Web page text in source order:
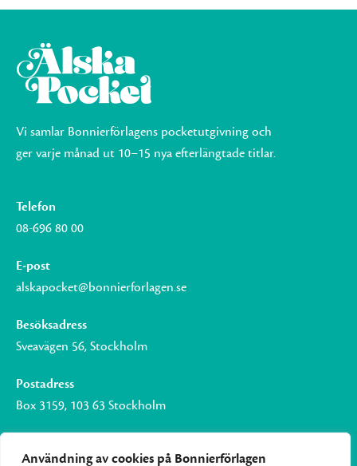
Användning av cookies på Bonnierförlagen
Vi samlar Bonnierförlagens pocketutgivning och
ger varje månad ut 10–15 nya efterlängtade titlar.
Telefon
08-696 80 00
E-post
alskapocket@bonnierforlagen.se
Besöksadress
Sveavägen 56, Stockholm
Postadress
Box 3159, 103 63 Stockholm